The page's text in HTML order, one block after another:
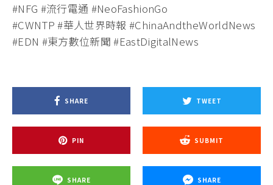
#NFG #流行電通 #NeoFashionGo
#CWNTP #華人世界時報 #ChinaAndtheWorldNews
#EDN #東方數位新聞 #EastDigitalNews
SHARE TWEET
PIN SUBMIT
SHARE SHARE